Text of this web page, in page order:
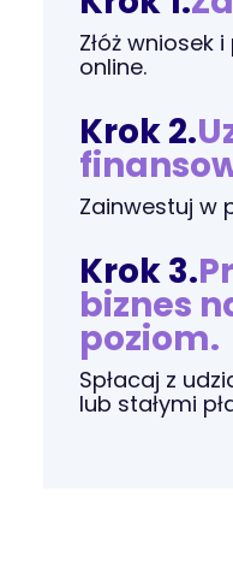
Złóż wniosek
online.
Krok 2.
Zainwestuj w
Krok 3.
biznes
poziom.
Spłacaj z
lub stałymi